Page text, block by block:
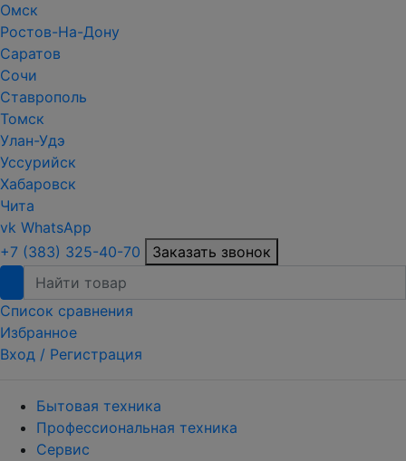
Омск
Ростов-На-Дону
Саратов
Сочи
Ставрополь
Томск
Улан-Удэ
Уссурийск
Хабаровск
Чита
vk WhatsApp
+7 (383) 325-40-70
Заказать звонок
Список сравнения
Избранное
Вход / Регистрация
Бытовая техника
Профессиональная техника
Сервис